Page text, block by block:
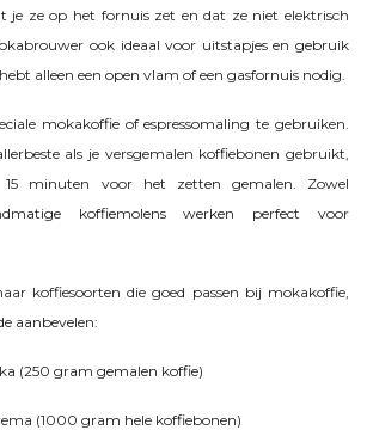
je ze op het fornuis zet en dat ze niet elektrisch
ook ideaal voor uitstapjes en gebruik
alleen een open vlam of een gasfornuis nodig.
mokakoffie of espressomaling te gebruiken.
als je versgemalen koffiebonen gebruikt,
minuten voor het zetten gemalen. Zowel
koffiemolens werken perfect voor
koffiesoorten die goed passen bij mokakoffie,
aanbevelen:
(250 gram gemalen koffie)
(1000 gram hele koffiebonen)